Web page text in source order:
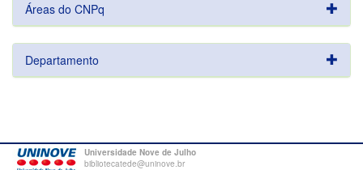
Áreas do CNPq
Departamento
Universidade Nove de Julho
bibliotecatede@uninove.br